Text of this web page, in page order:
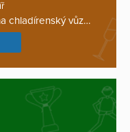
chladírenský vůz…